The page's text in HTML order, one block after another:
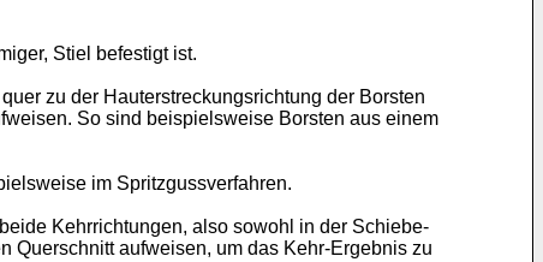
Stiel befestigt ist.
zu der Hauterstreckungsrichtung der Borsten
So sind beispielsweise Borsten aus einem
im Spritzgussverfahren.
Kehrrichtungen, also sowohl in der Schiebe-
Querschnitt aufweisen, um das Kehr-Ergebnis zu